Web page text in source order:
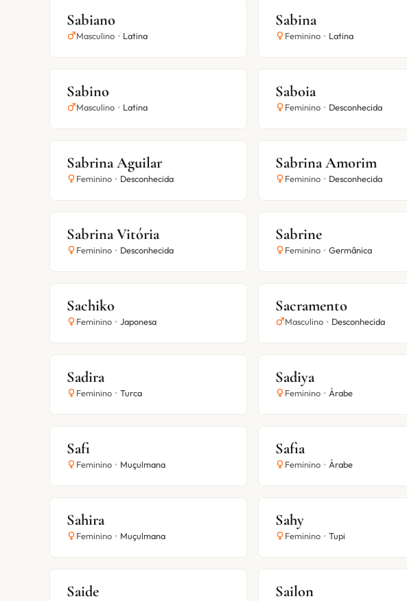
Sabiano
Masculino • Latina
Sabina
Feminino • Latina
Sabino
Masculino • Latina
Saboia
Feminino • Desconhecida
Sabrina Aguilar
Feminino • Desconhecida
Sabrina Amorim
Feminino • Desconhecida
Sabrina Vitória
Feminino • Desconhecida
Sabrine
Feminino • Germânica
Sachiko
Feminino • Japonesa
Sacramento
Masculino • Desconhecida
Sadira
Feminino • Turca
Sadiya
Feminino • Árabe
Safi
Feminino • Muçulmana
Safia
Feminino • Árabe
Sahira
Feminino • Muçulmana
Sahy
Feminino • Tupi
Saide Sailon